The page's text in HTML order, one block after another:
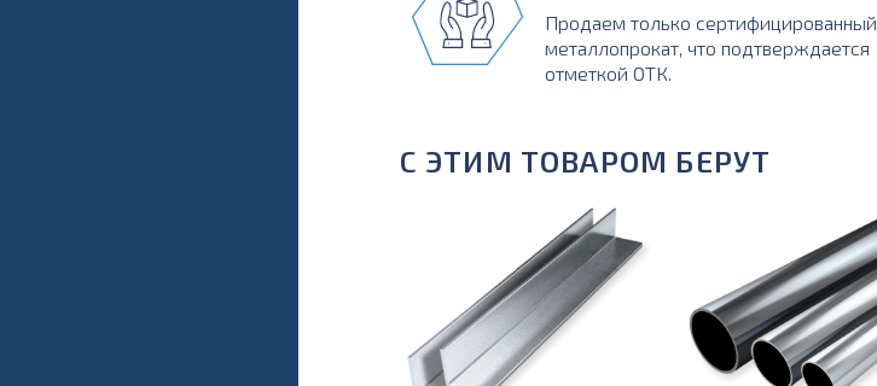
Продаем только сертифицированный
металлопрокат, что подтверждается
отметкой ОТК.
С ЭТИМ ТОВАРОМ БЕРУТ